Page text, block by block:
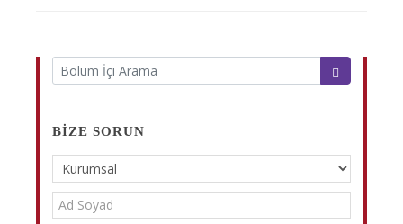
BIZE SORUN